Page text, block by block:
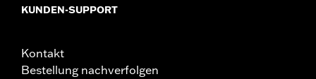
KUNDEN-SUPPORT
Kontakt
Bestellung nachverfolgen